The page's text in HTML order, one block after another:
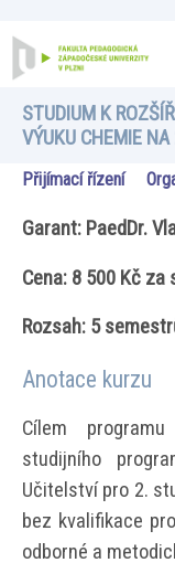
STUDIUM K
VÝUKU CHEMIE
Přijímací řízení
Garant: PaedDr.
Cena: 8 500 Kč za
Rozsah: 5
Anotace kurzu
Cílem
studijního
Učitelství pro 2.
bez kvalifikace
odborné a